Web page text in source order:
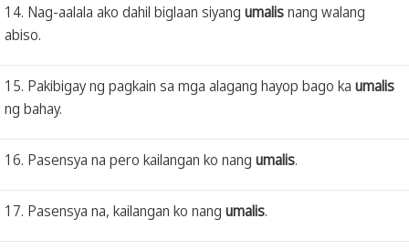
14. Nag-aalala ako dahil biglaan siyang umalisnang walang
abiso.
15. Pakibigay ng pagkain sa mga alagang hayop bago ka umalis
ng bahay.
16. Pasensya na pero kailangan ko nang umalis.
17. Pasensya na, kailangan ko nang umalis.